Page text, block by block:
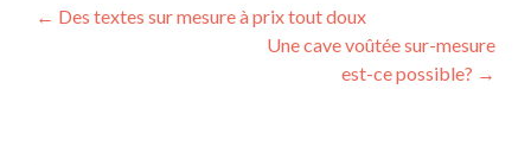
Navigation
← Des textes sur mesure à prix tout doux
Une cave voûtée sur-mesure
est-ce possible? →